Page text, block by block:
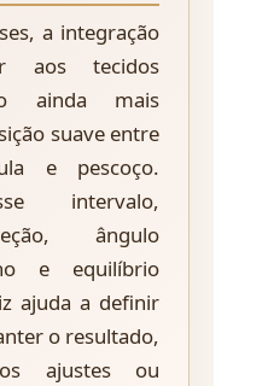
a integração
aos tecidos
ainda mais
suave entre
e pescoço.
intervalo,
ângulo
e equilíbrio
ajuda a definir
o resultado,
ajustes ou